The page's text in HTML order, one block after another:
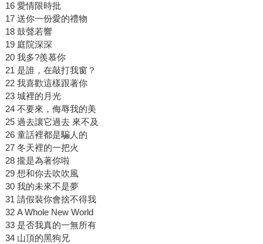
16 愛情限時批
17 送你一份愛的禮物
18 鼓聲若響
19 庭院深深
20 我多?羨慕你
21 是誰，在敲打我窗？
22 我喜歡這樣跟著你
23 城裡的月光
24 不要來，侮辱我的美
25 過去讓它過去 來不及
26 童話裡都是騙人的
27 冬天裡的一把火
28 攏是為著你啦
29 想和你去吹吹風
30 我的未來不是夢
31 請假裝你會捨不得我
32 A Whole New World
33 是否我真的一無所有
34 山頂的黑狗兄